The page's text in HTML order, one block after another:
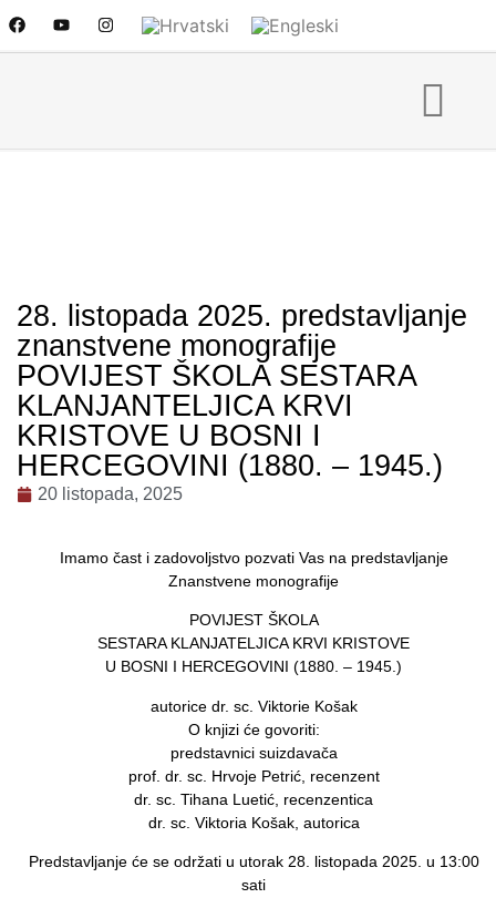
28. listopada 2025. predstavljanje
znanstvene monografije
POVIJEST ŠKOLA SESTARA
KLANJANTELJICA KRVI
KRISTOVE U BOSNI I
HERCEGOVINI (1880. – 1945.)
20 listopada, 2025
Imamo čast i zadovoljstvo pozvati Vas na predstavljanje
Znanstvene monografije
POVIJEST ŠKOLA
SESTARA KLANJATELJICA KRVI KRISTOVE
U BOSNI I HERCEGOVINI (1880. – 1945.)
autorice dr. sc. Viktorie Košak
O knjizi će govoriti:
predstavnici suizdavača
prof. dr. sc. Hrvoje Petrić, recenzent
dr. sc. Tihana Luetić, recenzentica
dr. sc. Viktoria Košak, autorica
Predstavljanje će se održati u utorak 28. listopada 2025. u 13:00
sati